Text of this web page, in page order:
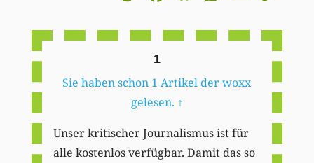
1
Sie haben schon 1 Artikel der woxx
gelesen. ↑
Unser kritischer Journalismus ist für
alle kostenlos verfügbar. Damit das so